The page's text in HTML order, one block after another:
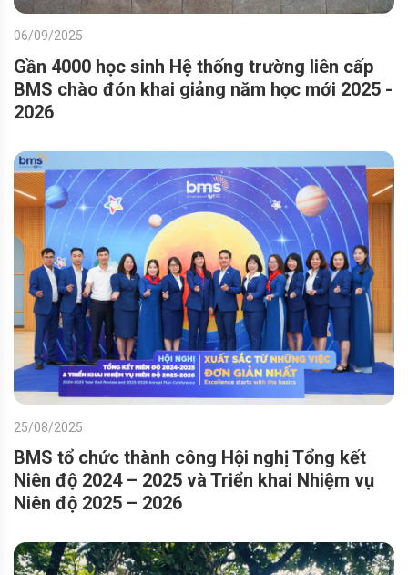
06/09/2025
Gần 4000 học sinh Hệ thống trường liên cấp
BMS chào đón khai giảng năm học mới 2025 -
2026
25/08/2025
BMS tổ chức thành công Hội nghị Tổng kết
Niên độ 2024 – 2025 và Triển khai Nhiệm vụ
Niên độ 2025 – 2026